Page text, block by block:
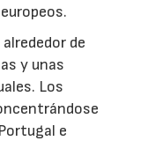
de
y unas
Los
e